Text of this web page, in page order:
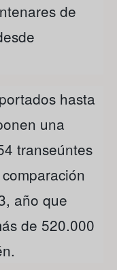
de
hasta
una
transeúntes
año que
de 520.000